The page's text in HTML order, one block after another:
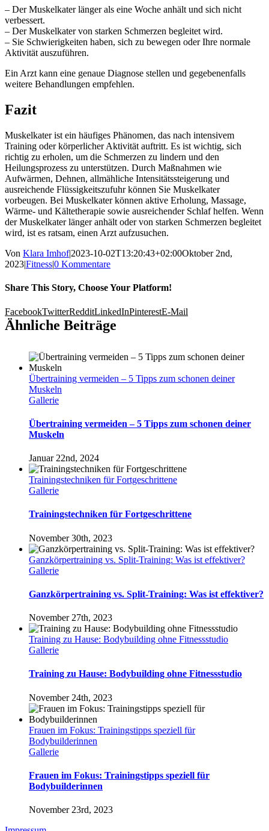
– Der Muskelkater länger als eine Woche anhält und sich nicht
verbessert.
– Der Muskelkater von starken Schmerzen begleitet wird.
– Sie Schwierigkeiten haben, sich zu bewegen oder Ihre normale
Aktivität auszuführen.
Ein Arzt kann eine genaue Diagnose stellen und gegebenenfalls
weitere Behandlungen empfehlen.
Fazit
Muskelkater ist ein häufiges Phänomen, das nach intensivem
Training oder körperlicher Aktivität auftritt. Es ist wichtig, sich
richtig zu erholen, um die Schmerzen zu lindern und den
Heilungsprozess zu unterstützen. Durch Maßnahmen wie
Aufwärmen, Dehnen, allmähliche Intensitätssteigerung und
ausreichende Flüssigkeitszufuhr können Sie Muskelkater
vorbeugen. Bei Muskelkater können aktive Erholung, Massage,
Wärme- und Kältetherapie sowie ausreichender Schlaf helfen. Wenn
der Muskelkater länger anhält oder von starken Schmerzen begleitet
wird, ist es ratsam, einen Arzt aufzusuchen.
Von Klara Imhof|2023-10-02T13:20:43+02:00Oktober 2nd,
2023|Fitness|0 Kommentare
Share This Story, Choose Your Platform!
FacebookTwitterRedditLinkedInPinterestE-Mail
Ähnliche Beiträge
Übertraining vermeiden – 5 Tipps zum schonen deiner
Muskeln
Gallerie
Übertraining vermeiden – 5 Tipps zum schonen deiner
Muskeln
Januar 22nd, 2024
Trainingstechniken für Fortgeschrittene
Gallerie
Trainingstechniken für Fortgeschrittene
November 30th, 2023
Ganzkörpertraining vs. Split-Training: Was ist effektiver?
Gallerie
Ganzkörpertraining vs. Split-Training: Was ist effektiver?
November 27th, 2023
Training zu Hause: Bodybuilding ohne Fitnessstudio
Gallerie
Training zu Hause: Bodybuilding ohne Fitnessstudio
November 24th, 2023
Frauen im Fokus: Trainingstipps speziell für
Bodybuilderinnen
Gallerie
Frauen im Fokus: Trainingstipps speziell für
Bodybuilderinnen
November 23rd, 2023